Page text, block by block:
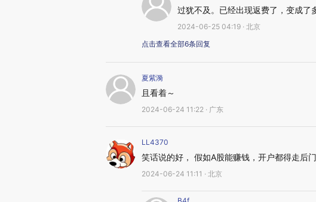
过犹不及。已经出现返费了，变成了
2024-06-25 04:19 · 北京
点击查看全部6条回复
夏紫漪
且看着～
2024-06-24 11:22 · 广东
LL4370
笑话说的好， 假如A股能赚钱，开户都得走后门
2024-06-24 11:11 · 北京